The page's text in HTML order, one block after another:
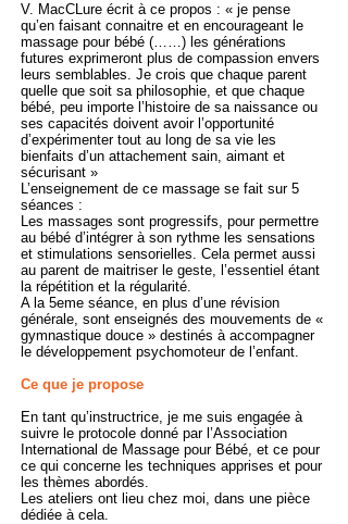
V. MacCLure écrit à ce propos : « je pense
qu’en faisant connaitre et en encourageant le
massage pour bébé (……) les générations
futures exprimeront plus de compassion envers
leurs semblables. Je crois que chaque parent
quelle que soit sa philosophie, et que chaque
bébé, peu importe l’histoire de sa naissance ou
ses capacités doivent avoir l’opportunité
d’expérimenter tout au long de sa vie les
bienfaits d’un attachement sain, aimant et
sécurisant »
L’enseignement de ce massage se fait sur 5
séances :
Les massages sont progressifs, pour permettre
au bébé d’intégrer à son rythme les sensations
et stimulations sensorielles. Cela permet aussi
au parent de maitriser le geste, l’essentiel étant
la répétition et la régularité.
A la 5eme séance, en plus d’une révision
générale, sont enseignés des mouvements de «
gymnastique douce » destinés à accompagner
le développement psychomoteur de l’enfant.
Ce que je propose
En tant qu’instructrice, je me suis engagée à
suivre le protocole donné par l’Association
International de Massage pour Bébé, et ce pour
ce qui concerne les techniques apprises et pour
les thèmes abordés.
Les ateliers ont lieu chez moi, dans une pièce
dédiée à cela.